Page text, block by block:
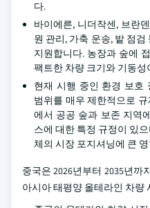
다.
바이에른, 니더작센, 브란
원 관리, 가축 운송, 밭 점검
지원합니다. 농장과 숲에
팩트한 차량 크기와 기동
현재 시행 중인 환경 보호
범위를 매우 제한적으로
에서 공공 숲과 보존 지역
스에 대한 특정 규정이 있
체의 시장 포지셔닝에 큰
중국은 2026년부터 2035년까
아시아 태평양 올테라인 차량